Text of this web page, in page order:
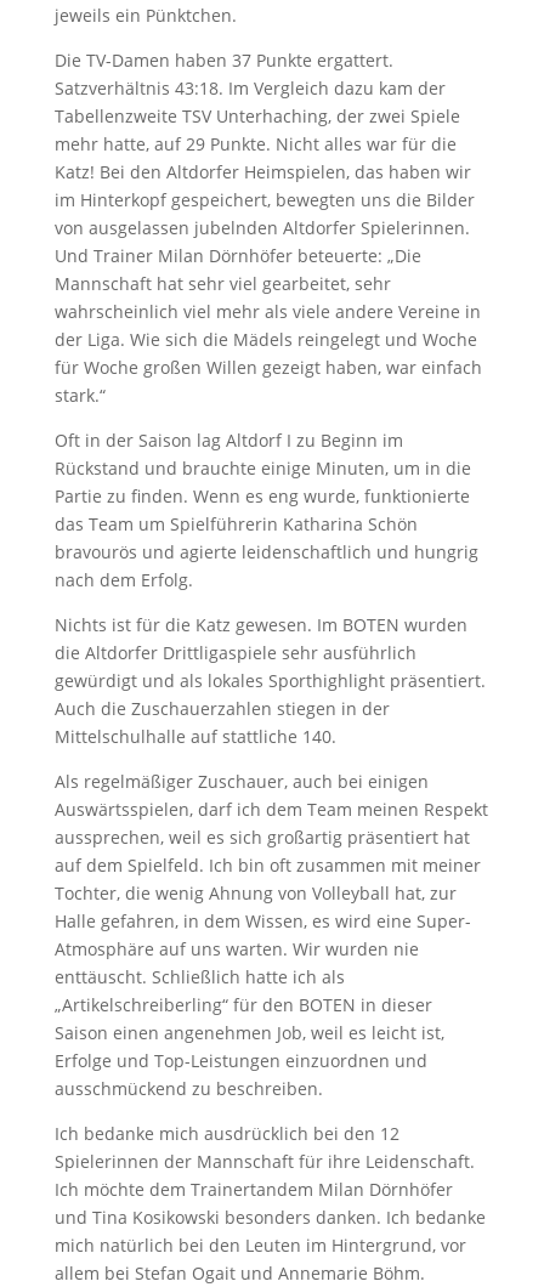
jeweils ein Pünktchen.
Die TV-Damen haben 37 Punkte ergattert.
Satzverhältnis 43:18. Im Vergleich dazu kam der
Tabellenzweite TSV Unterhaching, der zwei Spiele
mehr hatte, auf 29 Punkte. Nicht alles war für die
Katz! Bei den Altdorfer Heimspielen, das haben wir
im Hinterkopf gespeichert, bewegten uns die Bilder
von ausgelassen jubelnden Altdorfer Spielerinnen.
Und Trainer Milan Dörnhöfer beteuerte: „Die
Mannschaft hat sehr viel gearbeitet, sehr
wahrscheinlich viel mehr als viele andere Vereine in
der Liga. Wie sich die Mädels reingelegt und Woche
für Woche großen Willen gezeigt haben, war einfach
stark.“
Oft in der Saison lag Altdorf I zu Beginn im
Rückstand und brauchte einige Minuten, um in die
Partie zu finden. Wenn es eng wurde, funktionierte
das Team um Spielführerin Katharina Schön
bravourös und agierte leidenschaftlich und hungrig
nach dem Erfolg.
Nichts ist für die Katz gewesen. Im BOTEN wurden
die Altdorfer Drittligaspiele sehr ausführlich
gewürdigt und als lokales Sporthighlight präsentiert.
Auch die Zuschauerzahlen stiegen in der
Mittelschulhalle auf stattliche 140.
Als regelmäßiger Zuschauer, auch bei einigen
Auswärtsspielen, darf ich dem Team meinen Respekt
aussprechen, weil es sich großartig präsentiert hat
auf dem Spielfeld. Ich bin oft zusammen mit meiner
Tochter, die wenig Ahnung von Volleyball hat, zur
Halle gefahren, in dem Wissen, es wird eine Super-
Atmosphäre auf uns warten. Wir wurden nie
enttäuscht. Schließlich hatte ich als
„Artikelschreiberling“ für den BOTEN in dieser
Saison einen angenehmen Job, weil es leicht ist,
Erfolge und Top-Leistungen einzuordnen und
ausschmückend zu beschreiben.
Ich bedanke mich ausdrücklich bei den 12
Spielerinnen der Mannschaft für ihre Leidenschaft.
Ich möchte dem Trainertandem Milan Dörnhöfer
und Tina Kosikowski besonders danken. Ich bedanke
mich natürlich bei den Leuten im Hintergrund, vor
allem bei Stefan Ogait und Annemarie Böhm.